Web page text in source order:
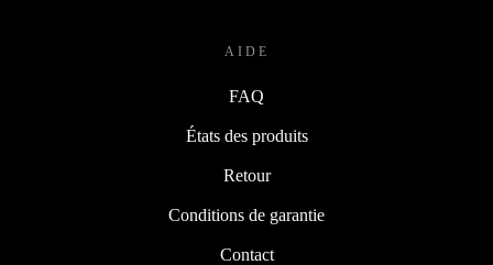
AIDE
FAQ
États des produits
Retour
Conditions de garantie
Contact